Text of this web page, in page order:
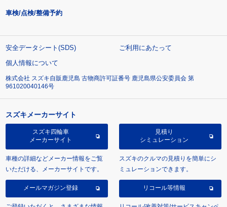
車検/点検/整備予約
安全データシート(SDS)
ご利用にあたって
個人情報について
株式会社 スズキ自販鹿児島 古物商許可証番号 鹿児島県公安委員会 第
961020040146号
スズキメーカーサイト
スズキ四輪車
メーカーサイト
車種の詳細などメーカー情報をご覧
いただける、メーカーサイトです。
見積り
シミュレーション
スズキのクルマの見積りを簡単にシ
ミュレーションできます。
メールマガジン登録 リコール等情報